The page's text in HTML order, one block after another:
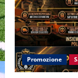
Promozione